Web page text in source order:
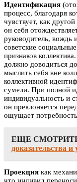
Идентификация
процесс, благодаря
чувствует, как
он себя
руководитель, вождь
советские
признаков
должно доводиться
мыслить себя вне
коллективной
сумели. При полной
индивидуальность и
он преклоняется
ощущает
ЕЩЕ
доказательства и
Проекция как